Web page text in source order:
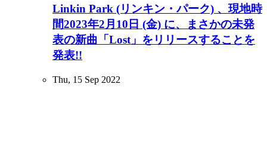
Linkin Park (リンキン・パーク) 、現地時
間2023年2月10日 (金) に、まさかの未発
表の新曲「Lost」をリリースすることを
発表!!
Thu, 15 Sep 2022